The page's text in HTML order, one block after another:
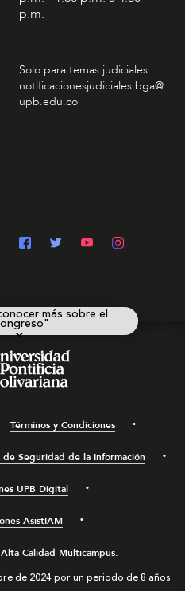
más sobre el
⌄
p.m.
. . . . . . . . . . . . . . . . . . . . . . .
. . . . . . . . . . .
Solo para temas judiciales:
notificacionesjudiciales.bga@
upb.edu.co
Términos y Condiciones
de Seguridad de la Información
UPB Digital
AsistIAM
Calidad Multicampus.
de 2024 por un periodo de 8 años